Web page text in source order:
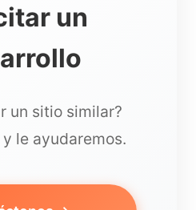
un
un sitio similar?
le ayudaremos.